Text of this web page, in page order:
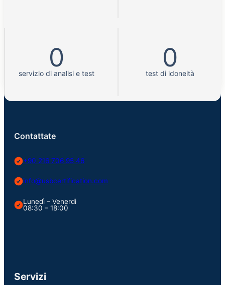
0
servizio di analisi e test
0
test di idoneità
Contattate
+90 216 706 95 46
info@usbcertification.com
Lunedì – Venerdì
08:30 – 18:00
Servizi